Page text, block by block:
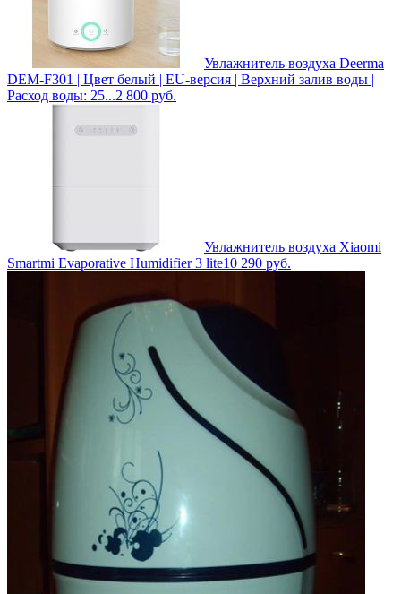
Увлажнитель воздуха Deerma
DEM-F301 | Цвет белый | EU-версия | Верхний залив воды |
Расход воды: 25...2 800 руб.
Увлажнитель воздуха Xiaomi
Smartmi Evaporative Humidifier 3 lite10 290 руб.